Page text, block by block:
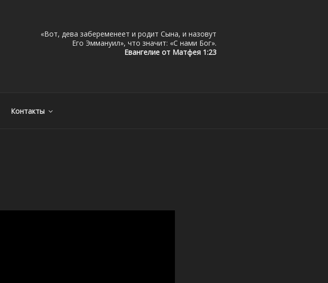
«Вот, дева забеременеет и родит Сына, и назовут
Его Эммануил», что значит: «С нами Бог».
Евангелие от Матфея 1:23
Контакты